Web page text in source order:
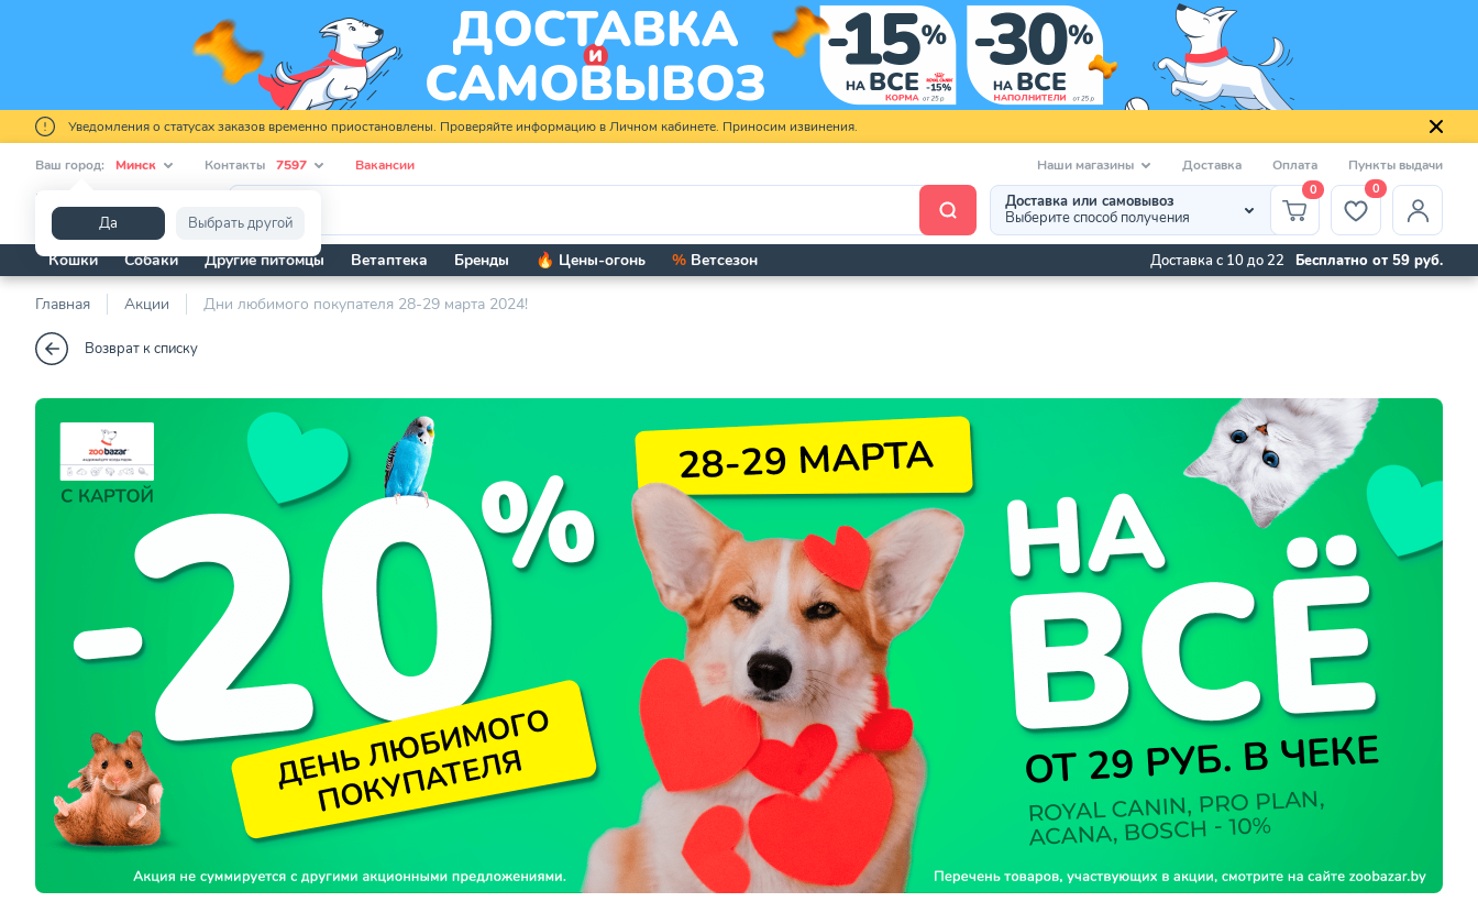
Уведомления о статусах заказов временно приостановлены. Проверяйте информацию в Личном кабинете. Приносим извинения.
Ваш город: Минск
Да Выбрать другой
Контакты 7597 Вакансии Наши магазины Доставка Оплата Пункты выдачи
Доставка или самовывоз
Выберите способ получения
0 0
Кошки Собаки Другие питомцы Ветаптека Бренды 🔥 Цены-огонь % Ветсезон Доставка с 10 до 22 Бесплатно от 59 руб.
Главная Акции Дни любимого покупателя 28-29 марта 2024!
Возврат к списку